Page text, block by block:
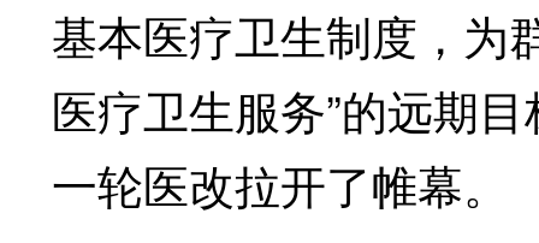
基本医疗卫生制度，为
医疗卫生服务”的远期
一轮医改拉开了帷幕。